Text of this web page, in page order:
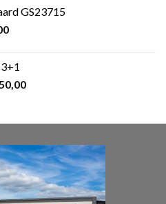
25,00.GS23715
Huidige
€ 599,00.
Huidige
€ 1.650,00.